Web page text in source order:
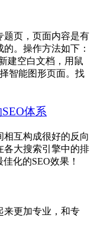
题页，页面内容是有
。操作方法如下：
建空白文档，用鼠
智能图形页面。找
体系
互构成很好的反向
各大搜索引擎中的排
化的SEO效果！
来更加专业，和专